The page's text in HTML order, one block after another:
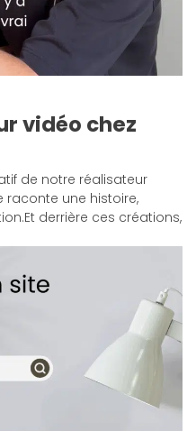
vidéo chez
de notre réalisateur
raconte une histoire,
derrière ces créations,